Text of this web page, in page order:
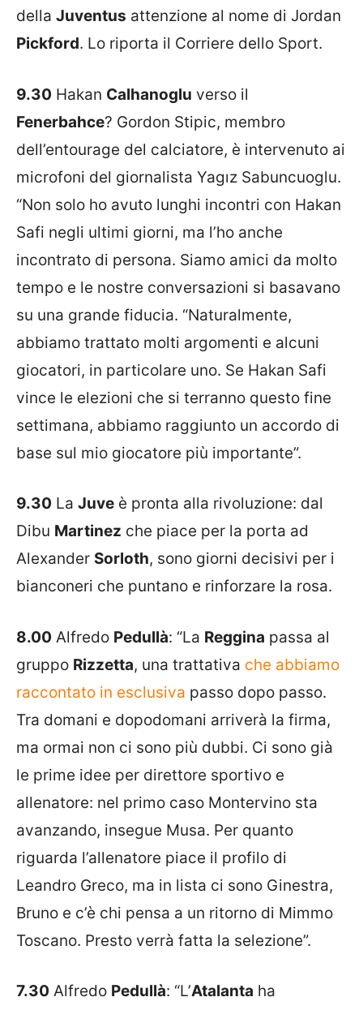
della Juventus attenzione al nome di Jordan
Pickford. Lo riporta il Corriere dello Sport.
9.30 Hakan Calhanoglu verso il
Fenerbahce? Gordon Stipic, membro
dell’entourage del calciatore, è intervenuto ai
microfoni del giornalista Yagız Sabuncuoglu.
“Non solo ho avuto lunghi incontri con Hakan
Safi negli ultimi giorni, ma l’ho anche
incontrato di persona. Siamo amici da molto
tempo e le nostre conversazioni si basavano
su una grande fiducia. “Naturalmente,
abbiamo trattato molti argomenti e alcuni
giocatori, in particolare uno. Se Hakan Safi
vince le elezioni che si terranno questo fine
settimana, abbiamo raggiunto un accordo di
base sul mio giocatore più importante”.
9.30 La Juve è pronta alla rivoluzione: dal
Dibu Martinez che piace per la porta ad
Alexander Sorloth, sono giorni decisivi per i
bianconeri che puntano e rinforzare la rosa.
8.00 Alfredo Pedullà: “La Reggina passa al
gruppo Rizzetta, una trattativa che abbiamo
raccontato in esclusiva passo dopo passo.
Tra domani e dopodomani arriverà la firma,
ma ormai non ci sono più dubbi. Ci sono già
le prime idee per direttore sportivo e
allenatore: nel primo caso Montervino sta
avanzando, insegue Musa. Per quanto
riguarda l’allenatore piace il profilo di
Leandro Greco, ma in lista ci sono Ginestra,
Bruno e c’è chi pensa a un ritorno di Mimmo
Toscano. Presto verrà fatta la selezione”.
7.30 Alfredo Pedullà: “L’Atalanta ha